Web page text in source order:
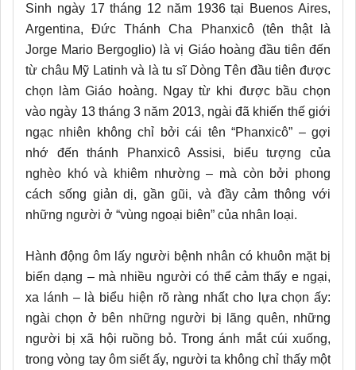
Sinh ngày 17 tháng 12 năm 1936 tại Buenos Aires,
Argentina, Đức Thánh Cha Phanxicô (tên thật là
Jorge Mario Bergoglio) là vị Giáo hoàng đầu tiên đến
từ châu Mỹ Latinh và là tu sĩ Dòng Tên đầu tiên được
chọn làm Giáo hoàng. Ngay từ khi được bầu chọn
vào ngày 13 tháng 3 năm 2013, ngài đã khiến thế giới
ngạc nhiên không chỉ bởi cái tên “Phanxicô” – gợi
nhớ đến thánh Phanxicô Assisi, biểu tượng của
nghèo khó và khiêm nhường – mà còn bởi phong
cách sống giản dị, gần gũi, và đầy cảm thông với
những người ở “vùng ngoại biên” của nhân loại.
Hành động ôm lấy người bệnh nhân có khuôn mặt bị
biến dạng – mà nhiều người có thể cảm thấy e ngại,
xa lánh – là biểu hiện rõ ràng nhất cho lựa chọn ấy:
ngài chọn ở bên những người bị lãng quên, những
người bị xã hội ruồng bỏ. Trong ánh mắt cúi xuống,
trong vòng tay ôm siết ấy, người ta không chỉ thấy một